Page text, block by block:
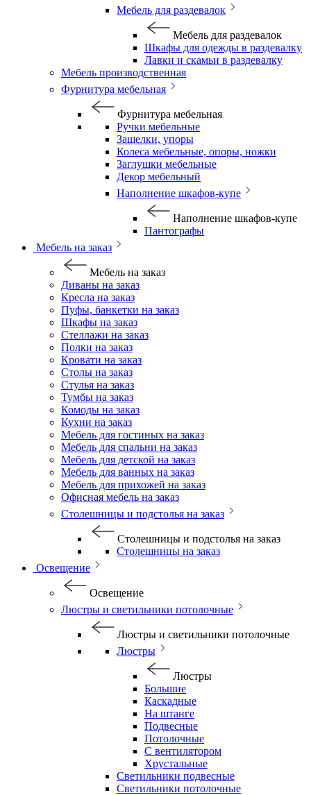
Мебель для раздевалок
Мебель для раздевалок
Шкафы для одежды в раздевалку
Лавки и скамьи в раздевалку
Мебель производственная
Фурнитура мебельная
Фурнитура мебельная
Ручки мебельные
Защелки, упоры
Колеса мебельные, опоры, ножки
Заглушки мебельные
Декор мебельный
Наполнение шкафов-купе
Наполнение шкафов-купе
Пантографы
Мебель на заказ
Мебель на заказ
Диваны на заказ
Кресла на заказ
Пуфы, банкетки на заказ
Шкафы на заказ
Стеллажи на заказ
Полки на заказ
Кровати на заказ
Столы на заказ
Стулья на заказ
Тумбы на заказ
Комоды на заказ
Кухни на заказ
Мебель для гостиных на заказ
Мебель для спальни на заказ
Мебель для детской на заказ
Мебель для ванных на заказ
Мебель для прихожей на заказ
Офисная мебель на заказ
Столешницы и подстолья на заказ
Столешницы и подстолья на заказ
Столешницы на заказ
Освещение
Освещение
Люстры и светильники потолочные
Люстры и светильники потолочные
Люстры
Люстры
Большие
Каскадные
На штанге
Подвесные
Потолочные
С вентилятором
Хрустальные
Светильники подвесные
Светильники потолочные